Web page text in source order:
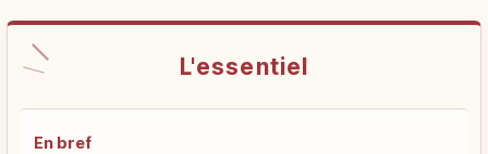
L'essentiel
En bref